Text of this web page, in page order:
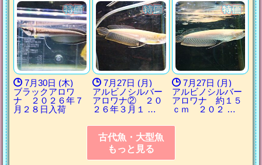
7月30日 (木)
ブラックアロワ
ナ ２０２６年７
月２８日入荷
7月27日 (月)
アルビノシルバー
アロワナ② ２０
２６年３月１ …
7月27日 (月)
アルビノシルバー
アロワナ 約１５
ｃｍ ２０２ …
古代魚・大型魚
もっと見る